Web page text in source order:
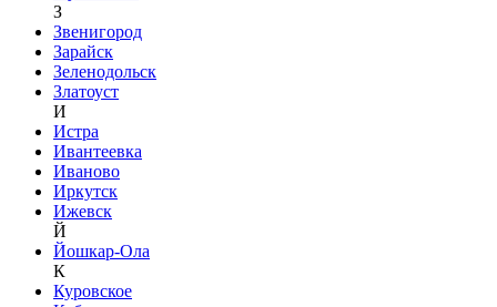
З
Звенигород
Зарайск
Зеленодольск
Златоуст
И
Истра
Ивантеевка
Иваново
Иркутск
Ижевск
Й
Йошкар-Ола
К
Куровское